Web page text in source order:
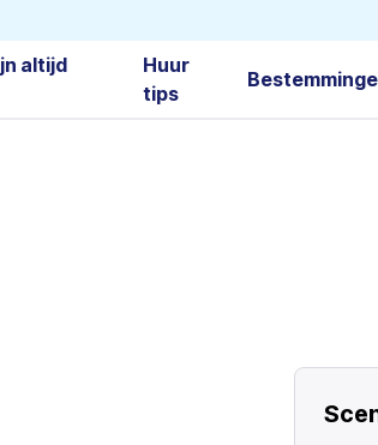
altijd
Huur
tips